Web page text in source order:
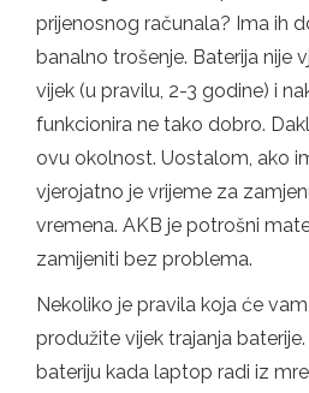
prijenosnog računala? Ima ih
banalno trošenje. Baterija nije
vijek (u pravilu, 2-3 godine) i
funkcionira ne tako dobro.
ovu okolnost. Uostalom, ako
vjerojatno je vrijeme za
vremena. AKB je potrošni
zamijeniti bez problema.
Nekoliko je pravila koja će
produžite vijek trajanja
bateriju kada laptop radi iz